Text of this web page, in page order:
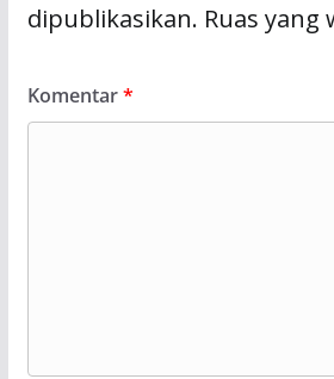
dipublikasikan. Ruas yang
Komentar*